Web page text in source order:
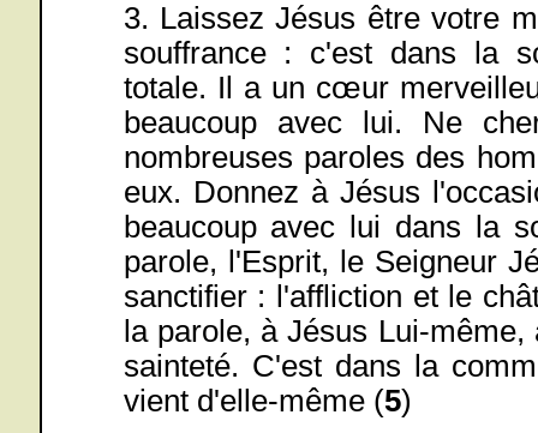
3. Laissez Jésus être votre
souffrance : c'est dans la
totale. Il a un cœur
beaucoup avec lui. Ne
nombreuses paroles des
eux. Donnez à Jésus
beaucoup avec lui dans la
parole, l'Esprit, le Seigneur
sanctifier : l'affliction et le
la parole, à Jésus Lui-
sainteté. C'est dans la
vient d'elle-même (5)